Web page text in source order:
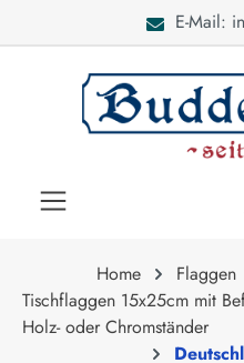
E-Mail:
Home Flaggen
Tischflaggen 15x25cm mit
Holz- oder Chromständer